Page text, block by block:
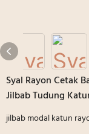
Syal Rayon Cetak
Jilbab Tudung
jilbab modal katun